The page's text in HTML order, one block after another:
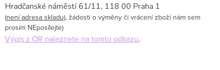
Hradčanské náměstí 61/11, 118 00 Praha 1
(není adresa skladu), žádosti o výměny či vrácení zboží nám sem
prosím NEposílejte)
Výpis z OR naleznete na tomto odkazu.